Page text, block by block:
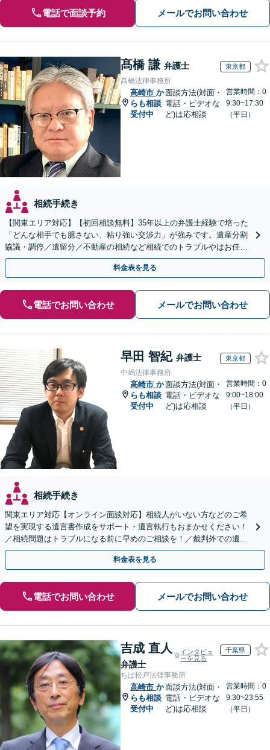
電話で面談予約 メールでお問い合わせ
髙橋 謙 弁護士 東京都
髙橋法律事務所
高崎市 か
らも相談
受付中
面談方法(対面・
電話・ビデオな
ど)は応相談
営業時間：0
9:30~17:30
（平日）
相続手続き
【関東エリア対応】【初回相談無料】35年以上の弁護士経験で培った
「どんな相手でも臆さない、粘り強い交渉力」が強みです。遺産分割
協議・調停／遺留分／不動産の相続など相続でのトラブルやはお任せ
ください。遺言書や生前贈与など生前対策にも注力
料金表を見る
電話でお問い合わせ メールでお問い合わせ
早田 智紀 弁護士 東京都
中嶋法律事務所
高崎市 か
らも相談
受付中
面談方法(対面・
電話・ビデオな
ど)は応相談
営業時間：0
9:00~18:00
（平日）
相続手続き
関東エリア対応【オンライン面談対応】相続人がいない方などのご希
望を実現する遺言書作成をサポート・遺言執行もおまかせください！
／相続問題はトラブルになる前に早めのご相談を！／裁判外での遺産
分割協議の経験多数【完全個室】
料金表を見る
電話でお問い合わせ メールでお問い合わせ
吉成 直人
弁護士
インタビュ
ーを見る
千葉県
ちば松戸法律事務所
高崎市 か
らも相談
受付中
面談方法(対面・
電話・ビデオな
ど)は応相談
営業時間：0
9:30~23:55
（平日）